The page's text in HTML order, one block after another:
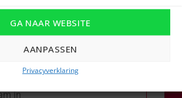
GA NAAR WEBSITE
AANPASSEN
Privacyverklaring
in en één van onze